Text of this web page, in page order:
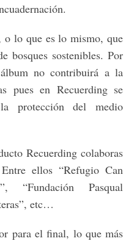
o lo que es lo mismo, que
bosques sostenibles. Por
no contribuirá a la
pues en Recuerding se
protección del medio
Recuerding colaboras
ellos “Refugio Can
“Fundación Pasqual
etc…
para el final, lo que más